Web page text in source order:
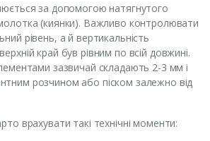
за допомогою натягнутого
(киянки). Важливо контролювати
рівень, а й вертикальність
край був рівним по всій довжині.
зазвичай складають 2-3 мм і
розчином або піском залежно від
врахувати такі технічні моменти: